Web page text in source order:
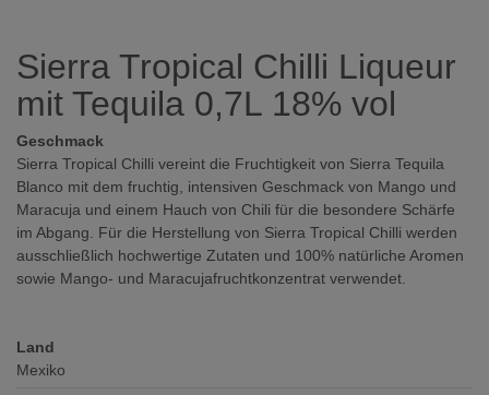
Sierra Tropical Chilli Liqueur
mit Tequila 0,7L 18% vol
Geschmack
Sierra Tropical Chilli vereint die Fruchtigkeit von Sierra Tequila
Blanco mit dem fruchtig, intensiven Geschmack von Mango und
Maracuja und einem Hauch von Chili für die besondere Schärfe
im Abgang. Für die Herstellung von Sierra Tropical Chilli werden
ausschließlich hochwertige Zutaten und 100% natürliche Aromen
sowie Mango- und Maracujafruchtkonzentrat verwendet.
Land
Mexiko